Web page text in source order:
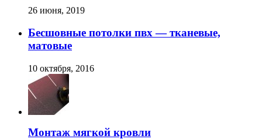
26 июня, 2019
Бесшовные потолки пвх — тканевые,
матовые
10 октября, 2016
Монтаж мягкой кровли